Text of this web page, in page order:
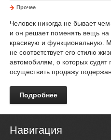
Прочее
Человек никогда не бывает
и он решает поменять вещь на
красивую и функциональную.
не соответствует его стилю
автомобилям, о которых судят
осуществить продажу
Подробнее
Навигация